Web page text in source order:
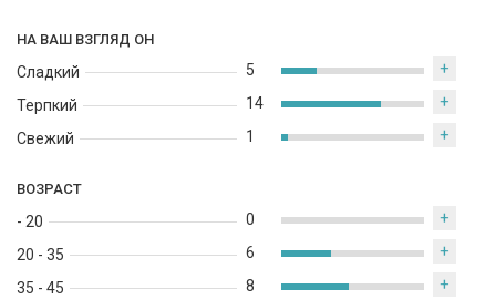
НА ВАШ ВЗГЛЯД ОН
Сладкий
Терпкий
Свежий
5 +
14 +
1 +
ВОЗРАСТ
- 20
20 - 35
35 - 45
0 +
6 +
8 +